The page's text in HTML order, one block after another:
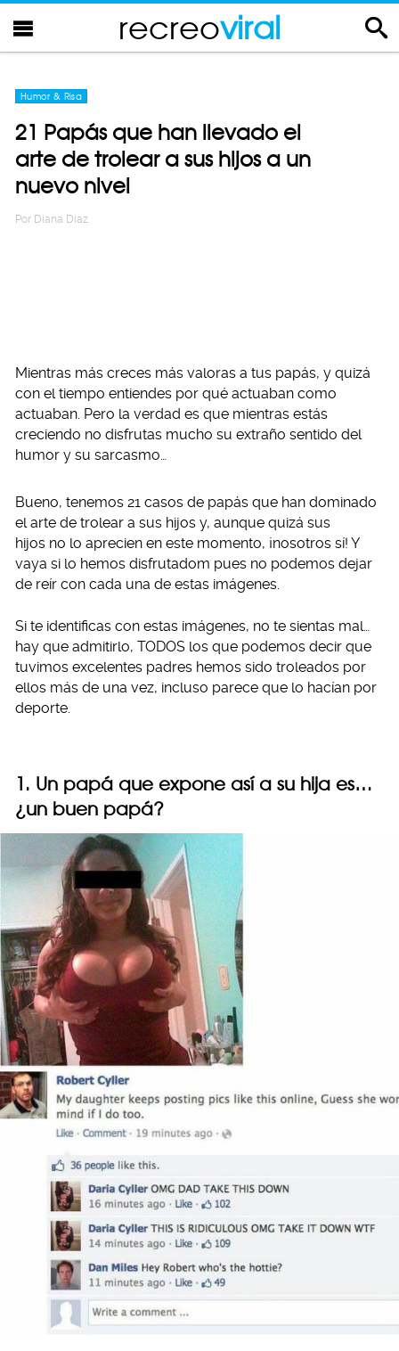
recreoviral
Humor & Risa
21 Papás que han llevado el
arte de trolear a sus hijos a un
nuevo nivel
Por Diana Diaz
Mientras más creces más valoras a tus papás, y quizá
con el tiempo entiendes por qué actuaban como
actuaban. Pero la verdad es que mientras estás
creciendo no disfrutas mucho su extraño sentido del
humor y su sarcasmo…
Bueno, tenemos 21 casos de papás que han dominado
el arte de trolear a sus hijos y, aunque quizá sus
hijos no lo aprecien en este momento, ¡nosotros sí! Y
vaya si lo hemos disfrutadom pues no podemos dejar
de reír con cada una de estas imágenes.
Si te identificas con estas imágenes, no te sientas mal…
hay que admitirlo, TODOS los que podemos decir que
tuvimos excelentes padres hemos sido troleados por
ellos más de una vez, incluso parece que lo hacían por
deporte.
1. Un papá que expone así a su hija es…
¿un buen papá?